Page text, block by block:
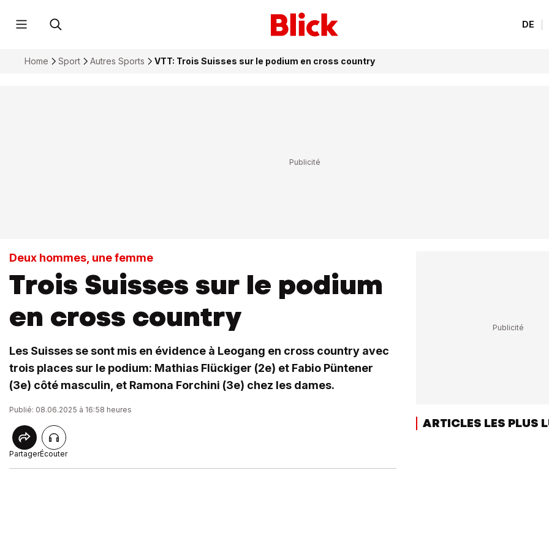
DE
Home Sport Autres Sports VTT: Trois Suisses sur le podium en cross country
Deux hommes, une femme
Trois Suisses sur le podium
en cross country
Les Suisses se sont mis en évidence à Leogang en cross country avec
trois places sur le podium: Mathias Flückiger (2e) et Fabio Püntener
(3e) côté masculin, et Ramona Forchini (3e) chez les dames.
Publié: 08.06.2025 à 16:58 heures
PartagerÉcouter
ARTICLES LES PLUS